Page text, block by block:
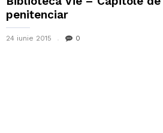
penitenciar
24 iunie 2015 0